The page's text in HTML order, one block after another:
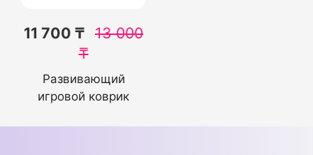
11 700 ₸ 13 000
₸
Развивающий
игровой коврик